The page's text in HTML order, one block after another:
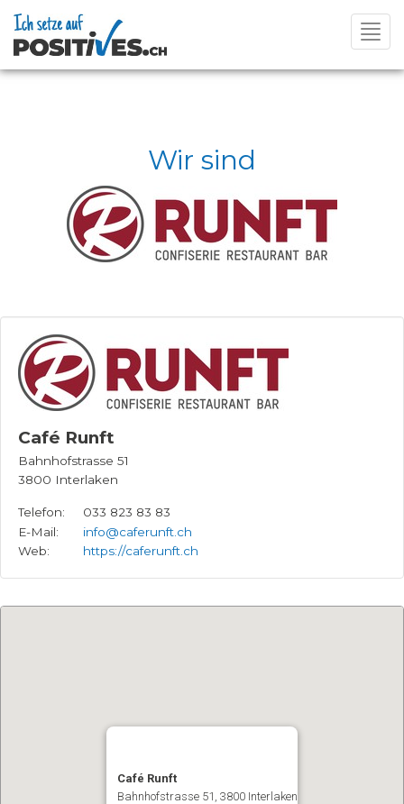
Wir sind
Café Runft
Bahnhofstrasse 51
3800 Interlaken
Telefon:
033 823 83 83
E-Mail:
info@caferunft.ch
Web:
https://caferunft.ch
Café Runft
Bahnhofstrasse 51 3800 Interlaken